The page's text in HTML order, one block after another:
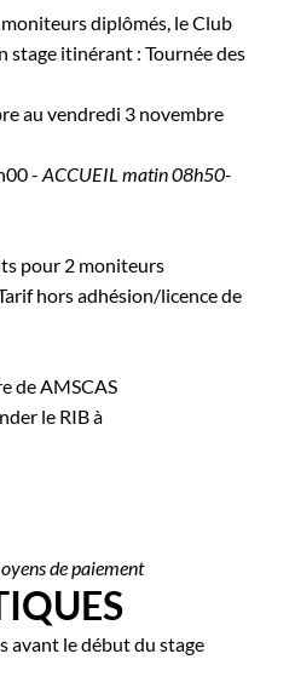
diplômés, le Club
stage itinérant : Tournée des
au vendredi 3 novembre
- ACCUEIL matin 08h50-
pour 2 moniteurs
hors adhésion/licence de
de AMSCAS
le RIB à
de paiement
avant le début du stage